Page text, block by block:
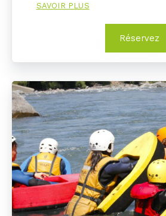
SAVOIR PLUS
Réservez